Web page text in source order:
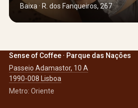
Baixa · R. dos Fanqueiros, 267
Sense of Coffee · Parque das Nações
Passeio Adamastor, 10 A
1990-008 Lisboa
Metro: Oriente